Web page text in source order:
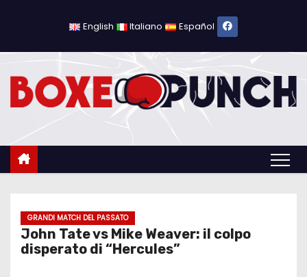
c
English Italiano Español
GRANDI MATCH DEL PASSATO
John Tate vs Mike Weaver: il colpo
disperato di “Hercules”